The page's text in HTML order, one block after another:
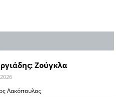
Ζούγκλα
Λακόπουλος